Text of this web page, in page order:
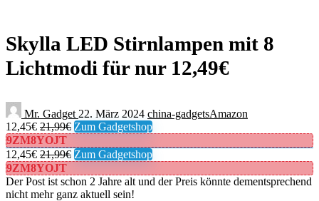
Skylla LED Stirnlampen mit 8
Lichtmodi für nur 12,49€
Mr. Gadget 22. März 2024 china-gadgetsAmazon
12,45€ 21,99€ Zum Gadgetshop
9ZM8YOJT
12,45€ 21,99€ Zum Gadgetshop
9ZM8YOJT
Der Post ist schon 2 Jahre alt und der Preis könnte dementsprechend
nicht mehr ganz aktuell sein!